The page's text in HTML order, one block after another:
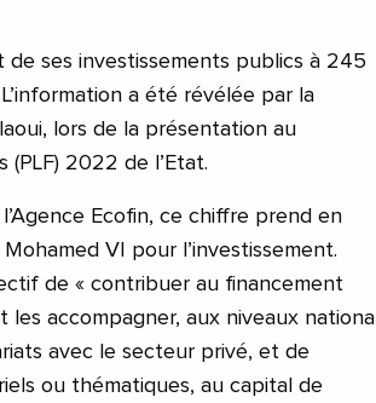
ses investissements publics à 245
a été révélée par la
lors de la présentation au
(PLF) 2022 de l’Etat.
Ecofin, ce chiffre prend en
VI pour l’investissement.
de « contribuer au financement
accompagner, aux niveaux national
avec le secteur privé, et de
ou thématiques, au capital de